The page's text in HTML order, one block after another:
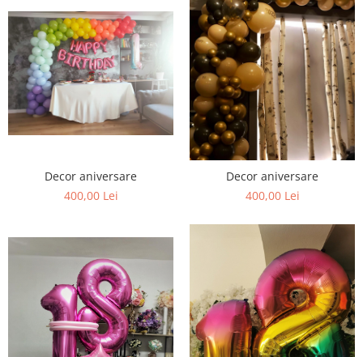
Decor aniversare
400,00 Lei
Decor aniversare
400,00 Lei